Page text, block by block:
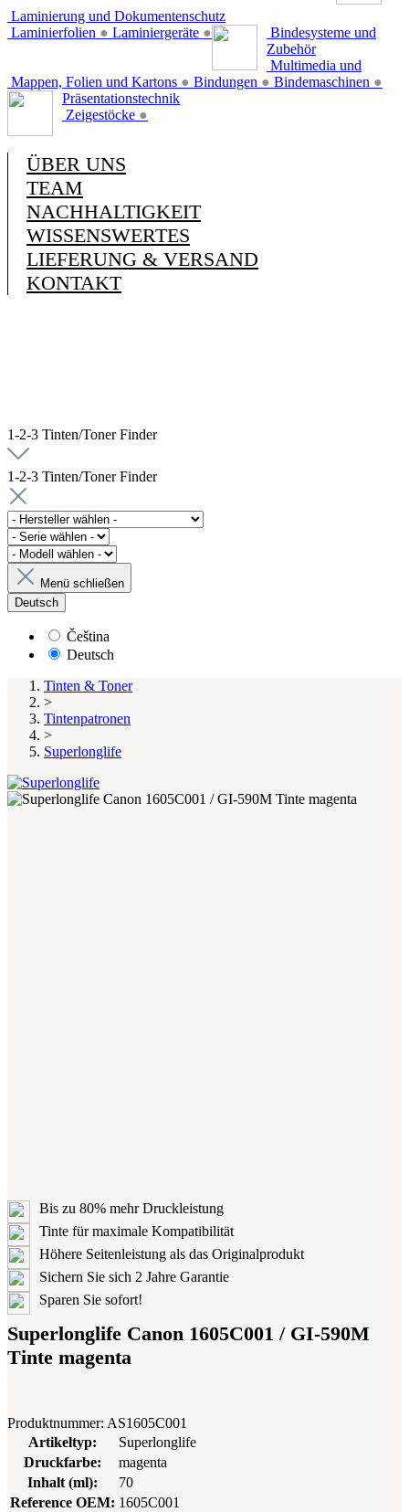
Laminierung und Dokumentenschutz
Laminierfolien ● Laminiergeräte ●
Bindesysteme und
Zubehör
Mappen, Folien und Kartons ● Bindungen ● Bindemaschinen ●
Multimedia und
Präsentationstechnik
Zeigestöcke ●
ÜBER UNS
TEAM
NACHHALTIGKEIT
WISSENSWERTES
LIEFERUNG & VERSAND
KONTAKT
1-2-3 Tinten/Toner Finder
1-2-3 Tinten/Toner Finder
Menü schließen
Deutsch
Čeština
Deutsch
Tinten & Toner
>
Tintenpatronen
>
Superlonglife
Bis zu 80% mehr Druckleistung
Tinte für maximale Kompatibilität
Höhere Seitenleistung als das Originalprodukt
Sichern Sie sich 2 Jahre Garantie
Sparen Sie sofort!
Superlonglife Canon 1605C001 / GI-590M
Tinte magenta
Produktnummer: AS1605C001
Artikeltyp:
Superlonglife
Druckfarbe:
magenta
Inhalt (ml):
70
Reference OEM: 1605C001